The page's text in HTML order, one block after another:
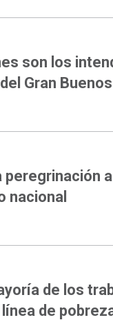
son los
Gran
nacional
de los
de